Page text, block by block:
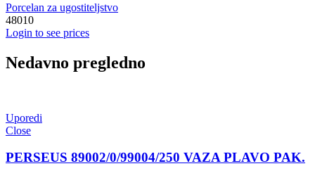
Porcelan za ugostiteljstvo
48010
Login to see prices
Nedavno pregledno
Uporedi
Close
PERSEUS 89002/0/99004/250 VAZA PLAVO PAK.